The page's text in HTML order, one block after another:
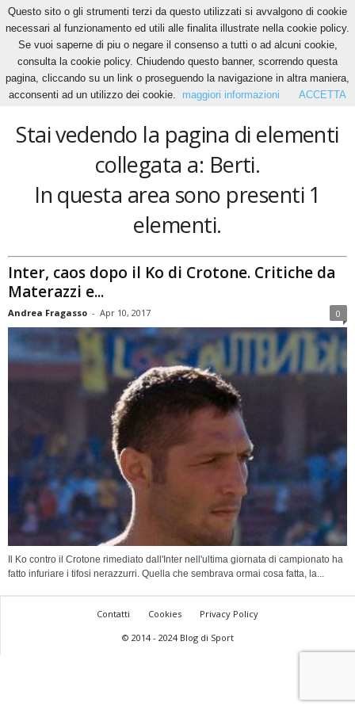
Home Tags Berti
Berti
Stai vedendo la pagina di elementi
collegata a: Berti.
In questa area sono presenti 1
elementi.
Inter, caos dopo il Ko di Crotone. Critiche da
Materazzi e...
Andrea Fragasso - Apr 10, 2017 0
Il Ko contro il Crotone rimediato dall'Inter nell'ultima giornata di campionato ha
fatto infuriare i tifosi nerazzurri. Quella che sembrava ormai cosa fatta, la...
Contatti Cookies
Privacy Policy
© 2014 - 2024 Blog di Sport
Questo sito o gli strumenti terzi da questo utilizzati si avvalgono di cookie
necessari al funzionamento ed utili alle finalita illustrate nella cookie policy.
Se vuoi saperne di piu o negare il consenso a tutti o ad alcuni cookie,
consulta la cookie policy. Chiudendo questo banner, scorrendo questa
pagina, cliccando su un link o proseguendo la navigazione in altra maniera,
acconsenti ad un utilizzo dei cookie.
maggiori informazioni ACCETTA